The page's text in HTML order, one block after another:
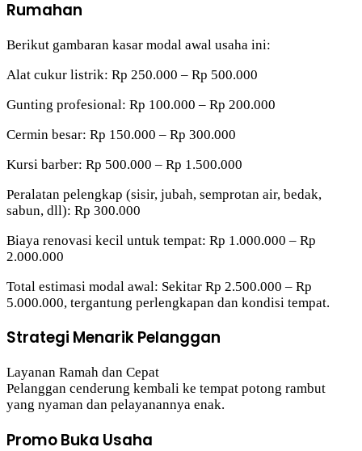
Rumahan
Berikut gambaran kasar modal awal usaha ini:
Alat cukur listrik: Rp 250.000 – Rp 500.000
Gunting profesional: Rp 100.000 – Rp 200.000
Cermin besar: Rp 150.000 – Rp 300.000
Kursi barber: Rp 500.000 – Rp 1.500.000
Peralatan pelengkap (sisir, jubah, semprotan air, bedak,
sabun, dll): Rp 300.000
Biaya renovasi kecil untuk tempat: Rp 1.000.000 – Rp
2.000.000
Total estimasi modal awal: Sekitar Rp 2.500.000 – Rp
5.000.000, tergantung perlengkapan dan kondisi tempat.
Strategi Menarik Pelanggan
Layanan Ramah dan Cepat
Pelanggan cenderung kembali ke tempat potong rambut
yang nyaman dan pelayanannya enak.
Promo Buka Usaha